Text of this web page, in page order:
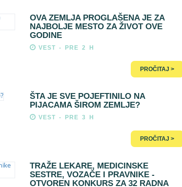
OVA ZEMLJA PROGLAŠENA JE ZA
NAJBOLJE MESTO ZA ŽIVOT OVE
GODINE
VEST - PRE 2 H
PROČITAJ >
ŠTA JE SVE POJEFTINILO NA
PIJACAMA ŠIROM ZEMLJE?
VEST - PRE 3 H
PROČITAJ >
TRAŽE LEKARE, MEDICINSKE
SESTRE, VOZAČE I PRAVNIKE -
OTVOREN KONKURS ZA 32 RADNA